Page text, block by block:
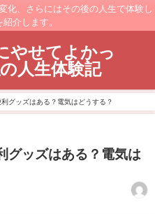
化、さらにはその後の人生で体験し
介します。
やせてよかっ
人生体験記
グッズはある？電気はどうする？
グッズはある？電気は